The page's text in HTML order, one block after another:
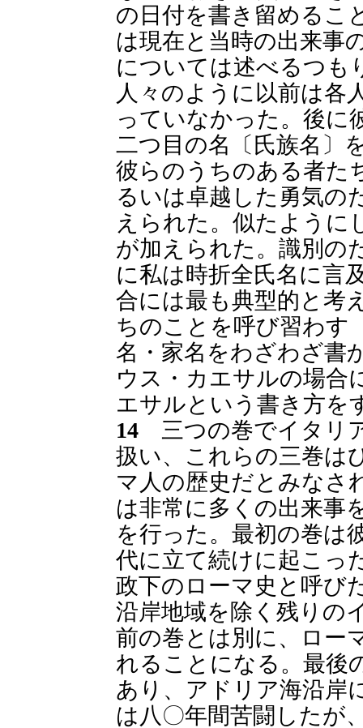
の日付を書き留めるこ
は現在と当時の出来事
については述べるつも
人々のように以前は各
っていなかった。後に
二つ目の名〔氏族名〕
彼らのうちのある者た
るいは卓越した勇気の
えられた。似たように
が加えられた。識別の
に私は時折全氏名に言
合には最も典型的と考
ちのことを呼び習わす
名・家名をわざわざ書
ウス・カエサルの場合
エサルという書き方を
14 三つの巻でイタリ
扱い、これらの三巻は
マ人の歴史だとみなさ
は非常に多くの出来事
を行った。最初の巻は
代に立て続けに起こっ
政下のローマ史と呼び
沿岸地域を除く残りの
前の巻とは別に、ロー
れることになる。最後
あり、アドリア海沿岸
は八〇年間苦闘したが